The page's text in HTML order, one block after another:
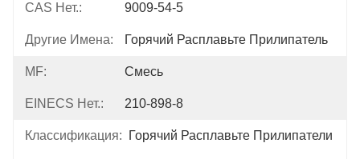
CAS Нет.: 9009-54-5
Другие Имена: Горячий Расплавьте Прилипатель
MF: Смесь
EINECS Нет.: 210-898-8
Классификация: Горячий Расплавьте Прилипатели